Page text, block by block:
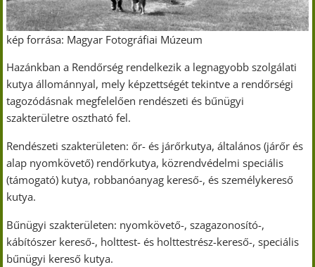
kép forrása: Magyar Fotográfiai Múzeum
Hazánkban a Rendőrség rendelkezik a legnagyobb szolgálati
kutya állománnyal, mely képzettségét tekintve a rendőrségi
tagozódásnak megfelelően rendészeti és bűnügyi
szakterületre osztható fel.
Rendészeti szakterületen: őr- és járőrkutya, általános (járőr és
alap nyomkövető) rendőrkutya, közrendvédelmi speciális
(támogató) kutya, robbanóanyag kereső-, és személykereső
kutya.
Bűnügyi szakterületen: nyomkövető-, szagazonosító-,
kábítószer kereső-, holttest- és holttestrész-kereső-, speciális
bűnügyi kereső kutya.